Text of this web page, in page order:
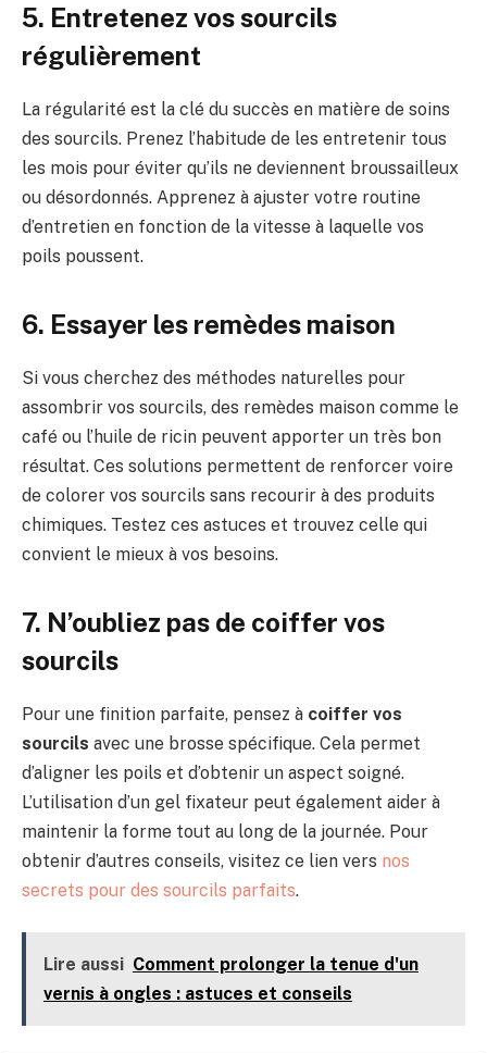
5. Entretenez vos sourcils
régulièrement
La régularité est la clé du succès en matière de soins
des sourcils. Prenez l’habitude de les entretenir tous
les mois pour éviter qu’ils ne deviennent broussailleux
ou désordonnés. Apprenez à ajuster votre routine
d’entretien en fonction de la vitesse à laquelle vos
poils poussent.
6. Essayer les remèdes maison
Si vous cherchez des méthodes naturelles pour
assombrir vos sourcils, des remèdes maison comme le
café ou l’huile de ricin peuvent apporter un très bon
résultat. Ces solutions permettent de renforcer voire
de colorer vos sourcils sans recourir à des produits
chimiques. Testez ces astuces et trouvez celle qui
convient le mieux à vos besoins.
7. N’oubliez pas de coiffer vos
sourcils
Pour une finition parfaite, pensez à coiffer vos
sourcils avec une brosse spécifique. Cela permet
d’aligner les poils et d’obtenir un aspect soigné.
L’utilisation d’un gel fixateur peut également aider à
maintenir la forme tout au long de la journée. Pour
obtenir d’autres conseils, visitez ce lien vers nos
secrets pour des sourcils parfaits.
Lire aussi Comment prolonger la tenue d'un
vernis à ongles : astuces et conseils